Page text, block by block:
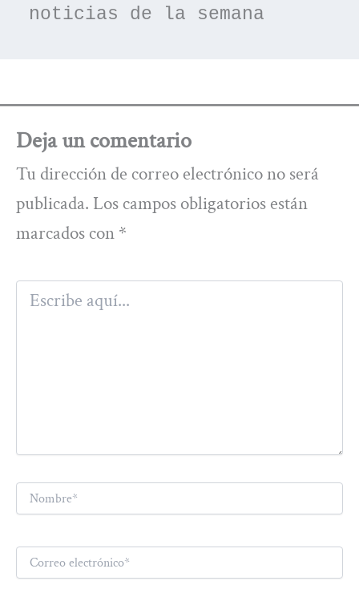
noticias de la semana
Deja un comentario
Tu dirección de correo electrónico no será
publicada. Los campos obligatorios están
marcados con *
Escribe
aquí...
electrónico*